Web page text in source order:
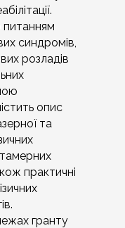
питанням
синдромів,
розладів
опис
та
практичні
гранту